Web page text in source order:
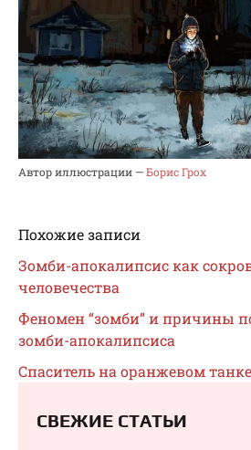
Автор иллюстрации —Борис Грох
Похожие записи
Зомби-апокалипсис как
человечества
Феномен “зомби” и причины
зомби-апокалипсиса
Спаситель на оранжевом танке
СВЕЖИЕ СТАТЬИ